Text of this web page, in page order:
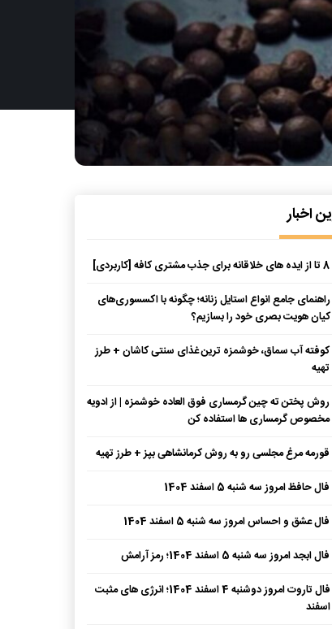
اخبار
8 تا از ایده های خلاقانه برای جذب مشتری کافه [کاربردی]
راهنمای جامع انواع استایل زنانه؛ چگونه با اکسسوری‌های
کیان هویت بصری خود را بسازیم؟
کوفته آب سماق، خوشمزه ترین غذای سنتی کاشان + طرز
تهیه
روش پختن ته چین گرمساری فوق العاده خوشمزه | از ادویه
مخصوص گرمساری ها استفاده کن
قورمه مرغ مجلسی رو به روش کرمانشاهی بپز + طرز تهیه
فال حافظ امروز سه شنبه 5 اسفند 1404
فال عشق و احساس امروز سه شنبه 5 اسفند 1404
فال ابجد امروز سه شنبه 5 اسفند 1404؛ رمز آرامش
فال تاروت امروز دوشنبه 4 اسفند 1404؛ انرژی های مثبت
اسفند